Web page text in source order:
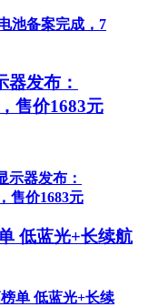
发布：
售价1683元
低蓝光+长续航